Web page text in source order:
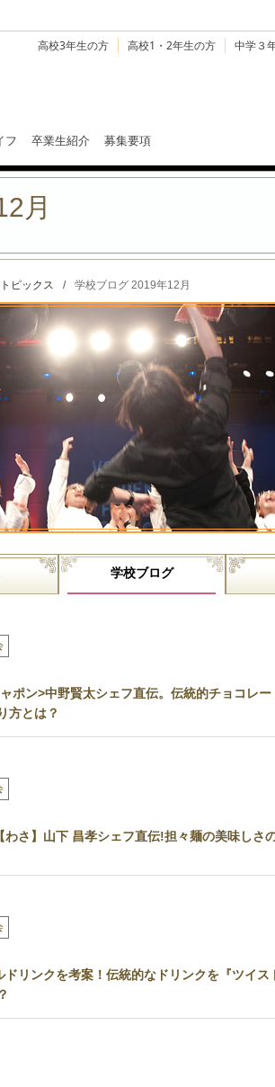
高校3年生の方 高校1・2年生の方 中学３
フ 卒業生紹介 募集要項
月
トピックス / 学校ブログ 2019年12月
学校ブログ
ポン>中野賢太シェフ直伝。伝統的チョコレ
方とは？
わさ】山下 昌孝シェフ直伝!担々麺の美味しさ
ドリンクを考案！伝統的なドリンクを『ツイス